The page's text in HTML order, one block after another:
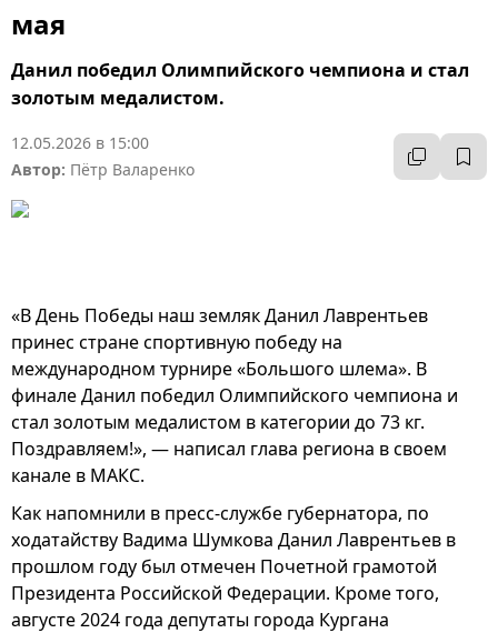
мая
Данил победил Олимпийского чемпиона и стал
золотым медалистом.
12.05.2026 в 15:00
Автор: Пётр Валаренко
«В День Победы наш земляк Данил Лаврентьев
принес стране спортивную победу на
международном турнире «Большого шлема». В
финале Данил победил Олимпийского чемпиона и
стал золотым медалистом в категории до 73 кг.
Поздравляем!», — написал глава региона в своем
канале в МАКС.
Как напомнили в пресс-службе губернатора, по
ходатайству Вадима Шумкова Данил Лаврентьев в
прошлом году был отмечен Почетной грамотой
Президента Российской Федерации. Кроме того,
августе 2024 года депутаты города Кургана